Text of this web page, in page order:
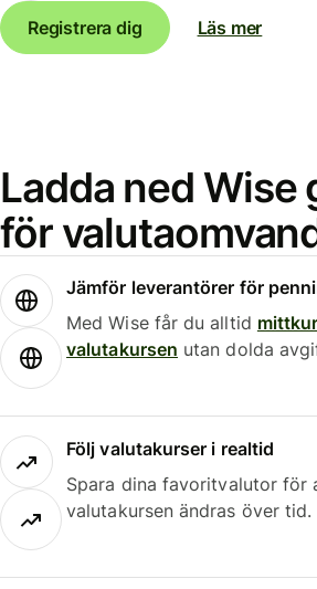
Registrera dig
Läs mer
Ladda ned Wise
för
Jämför leverantörer för
Med Wise får du alltid
valutakursen utan dolda
Följ valutakurser i realtid
Spara dina favoritvalutor för
valutakursen ändras över tid.